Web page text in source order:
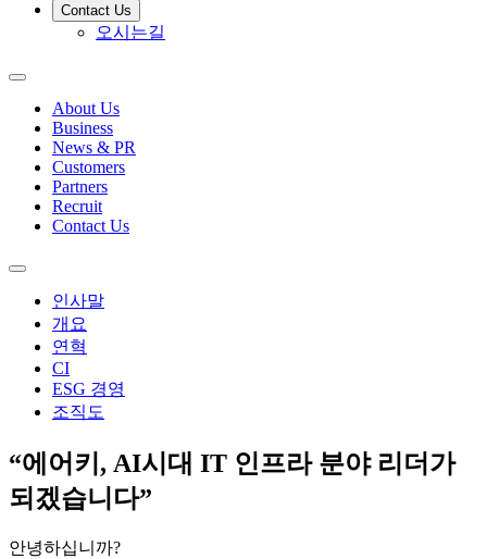
Contact Us
오시는길
About Us
Business
News & PR
Customers
Partners
Recruit
Contact Us
인사말
개요
연혁
CI
ESG 경영
조직도
“에어키, AI시대 IT 인프라 분야 리더가
되겠습니다”
안녕하십니까?